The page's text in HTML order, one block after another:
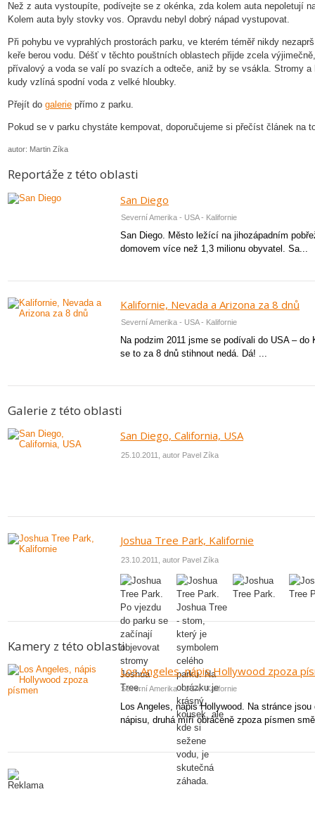
Než z auta vystoupíte, podívejte se z okénka, zda kolem auta nepoletují
Kolem auta byly stovky vos. Opravdu nebyl dobrý nápad vystupovat.
Při pohybu ve vyprahlých prostorách parku, ve kterém téměř nikdy
keře berou vodu. Déšť v těchto pouštních oblastech přijde zcela
přívalový a voda se valí po svazích a odteče, aniž by se vsákla. Stromy a
kudy vzlíná spodní voda z velké hloubky.
Přejít do galerie přímo z parku.
Pokud se v parku chystáte kempovat, doporučujeme si přečíst článek na
autor: Martin Zíka
Reportáže z této oblasti
San Diego
Severní Amerika - USA - Kalifornie
San Diego. Město ležící na jihozápadním
domovem více než 1,3 milionu obyvatel. Sa...
Kalifornie, Nevada a Arizona za 8 dnů
Severní Amerika - USA - Kalifornie
Na podzim 2011 jsme se podívali do USA –
se to za 8 dnů stihnout nedá. Dá! ...
Galerie z této oblasti
San Diego, California, USA
25.10.2011, autor Pavel Zíka
Joshua Tree Park, Kalifornie
23.10.2011, autor Pavel Zíka
Kamery z této oblasti
Los Angeles, nápis Hollywood zpoza
Severní Amerika - USA - Kalifornie
Los Angeles, nápis Hollywood. Na stránce
nápisu, druhá míří obráceně zpoza písmen